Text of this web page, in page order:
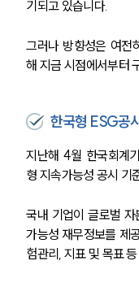
기되고 있습니다.
그러나 방향성은 여전
해 지금 시점에서부터
한국형 ESG공
지난해 4월 한국회계
형 지속가능성 공시 기
국내 기업이 글로벌
가능성 재무정보를 제
험관리, 지표 및 목표